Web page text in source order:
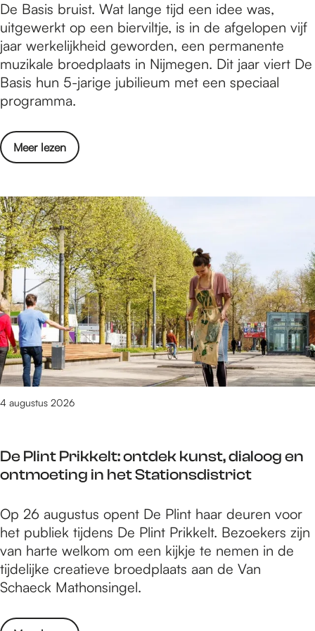
o
r
h
e
e
l
N
j
g
e
n
t
i
s
g
a
m
n
v
o
r
h
e
e
l
N
i
j
m
e
g
I
K
B
E
N
E
N
B
D
i
n
h
e
t
n
a
j
a
a
r
z
i
n
i
n
D
e
v
o
o
r
s
t
l
g
I
K
B
E
N
E
E
N
B
D
n
h
e
n
a
j
a
a
D
e
B
a
s
i
:
5
a
r
e
e
n
e
i
g
e
n
g
e
u
i
d
De Basis bruist. Wat lange tijd een idee was,
uitgewerkt op een bierviltje, is in de afgelopen vijf
jaar werkelijkheid geworden, een permanente
muzikale broedplaats in Nijmegen. Dit jaar viert De
Basis hun 5-jarige jubilieum met een speciaal
programma.
Meer lezen
o
v
r
D
e
B
a
s
i
s
:
5
j
a
e
e
i
g
e
n
e
De Plint Prikkelt: ontdek kunst, dialoog en
ontmoeting in het Stationsdistrict
4 augustus 2026
D
e
P
l
i
t
Op 26 augustus opent De Plint haar deuren voor
het publiek tijdens De Plint Prikkelt. Bezoekers zijn
van harte welkom om een kijkje te nemen in de
tijdelijke creatieve broedplaats aan de Van
Schaeck Mathonsingel.